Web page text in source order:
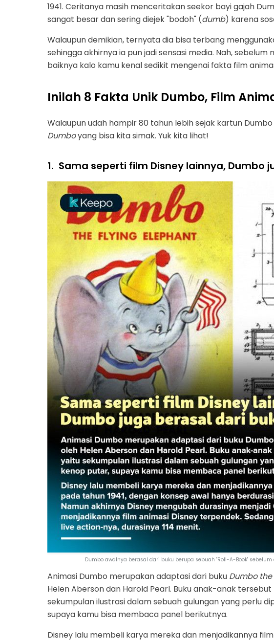
1941. Ceritanya masih menceritakan seekor bayi gajah
sangat besar dan sering diejek "bodoh" (dumb) karena
Walaupun demikian, ternyata dia bisa terbang
sehingga akhirnya ia pun jadi sensasi media. Nah, sebelum
baiknya kalo kamu kenal sedikit mengenai fakta film
Inilah 8 Fakta Unik Dumbo, Film
Walaupun udah hampir 80 tahun lebih sejak kartun
Dumboyang bisa kita simak. Yuk kita lihat!
1. Sama seperti film Disney lainnya, Dumbo
Dumbo awalnya berasal dari buku berupa sebuah "Roll-A-Book"
Animasi Dumbo merupakan adaptasi dari buku Dumbo
Helen Aberson dan Harold Pearl. Buku anak-anak
sekumpulan ilustrasi dalam sebuah gulungan yang perlu
supaya kamu bisa membaca panel berikutnya.
Disney lalu membeli karya mereka dan menjadikannya